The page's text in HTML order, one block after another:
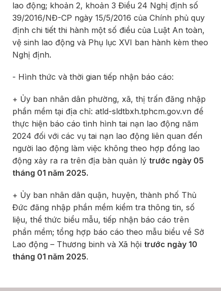
lao động; khoản 2, khoản 3 Điều 24 Nghị định số
39/2016/NĐ-CP ngày 15/5/2016 của Chính phủ quy
định chi tiết thi hành một số điều của Luật An toàn,
vệ sinh lao động và Phụ lục XVI ban hành kèm theo
Nghị định.
- Hình thức và thời gian tiếp nhận báo cáo:
+ Ủy ban nhân dân phường, xã, thị trấn đăng nhập
phần mềm tại địa chỉ: atld-sldtbxh.tphcm.gov.vn để
thực hiện báo cáo tình hình tai nạn lao động năm
2024 đối với các vụ tai nạn lao động liên quan đến
người lao động làm việc không theo hợp đồng lao
động xảy ra ra trên địa bàn quản lý trước ngày 05
tháng 01 năm 2025.
+ Ủy ban nhân dân quận, huyện, thành phố Thủ
Đức đăng nhập phần mềm kiểm tra thông tin, số
liệu, thể thức biểu mẫu, tiếp nhận báo cáo trên
phần mềm; tổng hợp báo cáo theo mẫu biểu về Sở
Lao động – Thương binh và Xã hội trước ngày 10
tháng 01 năm 2025.